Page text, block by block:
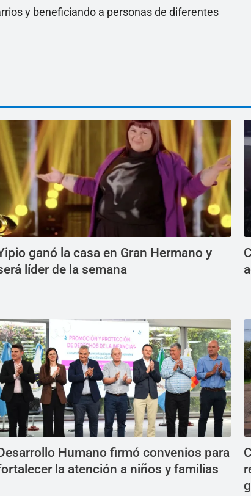
y beneficiando a personas de diferentes
ganó la casa en Gran Hermano y
líder de la semana
Humano firmó convenios para
la atención a niños y familias